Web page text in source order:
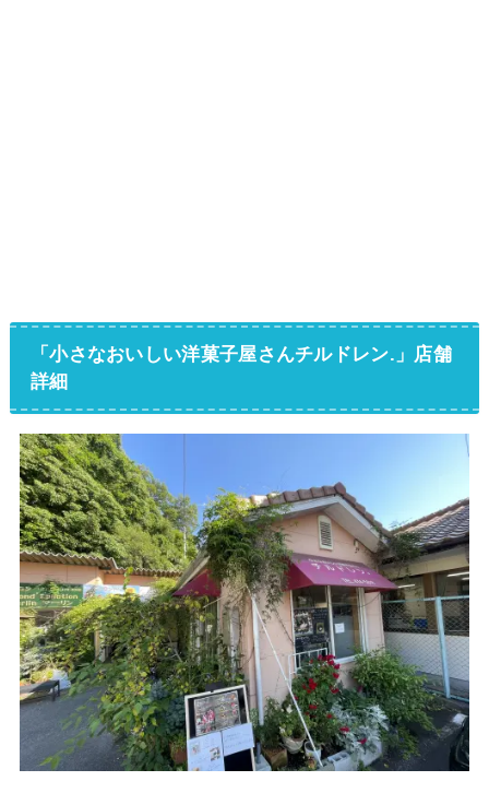
「小さなおいしい洋菓子屋さんチルドレン.」店舗
詳細